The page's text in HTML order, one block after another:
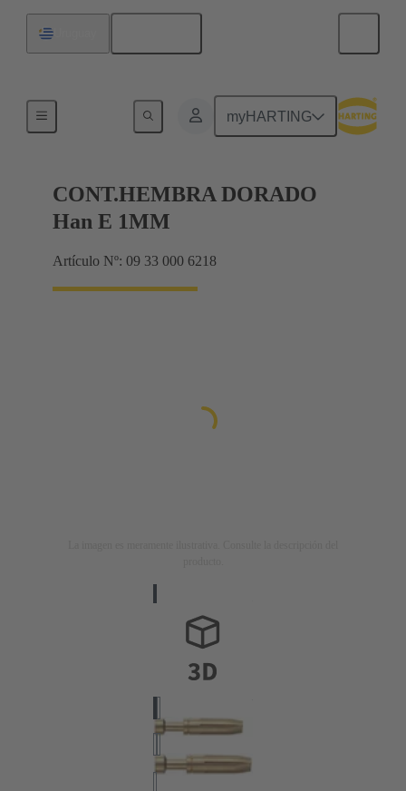
myHARTING
CONT.HEMBRA DORADO
Han E 1MM
Artículo Nº: 09 33 000 6218